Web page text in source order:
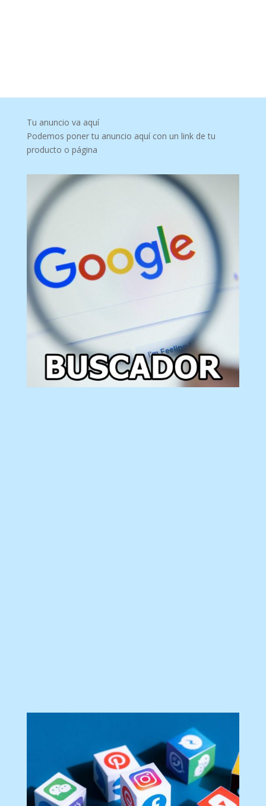
Tu anuncio va aquí
Podemos poner tu anuncio aquí con un link de tu
producto o página